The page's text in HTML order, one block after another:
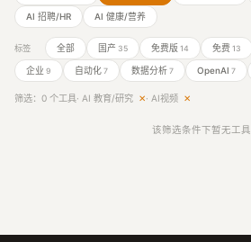
AI 招聘/HR AI 健康/营养
标签 全部 国产 35 免费版 14 免费 13
企业 9 自动化 7 数据分析 7 OpenAI 7
筛选：0 个工具· AI 教育/研究 ✕· AI视频 ✕
该筛选条件下暂无工具